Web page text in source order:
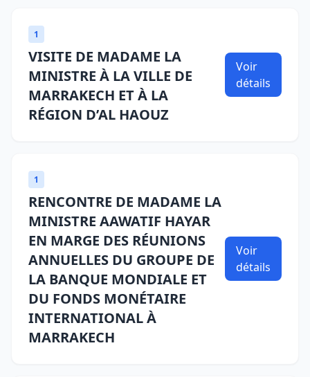
1
VISITE DE MADAME LA
MINISTRE À LA VILLE DE
MARRAKECH ET À LA
RÉGION D’AL HAOUZ
Voir
détails
1
RENCONTRE DE MADAME LA
MINISTRE AAWATIF HAYAR
EN MARGE DES RÉUNIONS
ANNUELLES DU GROUPE DE
LA BANQUE MONDIALE ET
DU FONDS MONÉTAIRE
INTERNATIONAL À
MARRAKECH
Voir
détails